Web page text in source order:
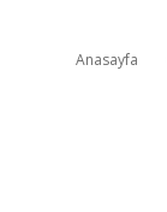
Anasayfa